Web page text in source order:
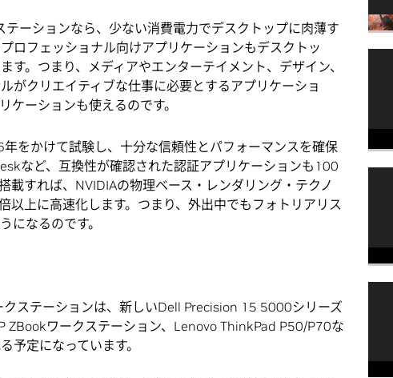
ーションなら、少ない消費電力でデスクトップに肉薄す
ロフェッショナル向けアプリケーションもデスクトッ
す。つまり、メディアやエンターテイメント、デザイン、
がクリエイティブな仕事に必要とするアプリケーショ
ケーションも使えるのです。
をかけて試験し、十分な信頼性とパフォーマンスを確保
など、互換性が確認された認証アプリケーションも100
載すれば、NVIDIAの物理ベース・レンダリング・テクノ
以上に高速化します。つまり、外出中でもフォトリアリス
になるのです。
ステーションは、新しいDell Precision 15 5000シリーズ
ワークステーション、Lenovo ThinkPad P50/P70な
予定になっています。